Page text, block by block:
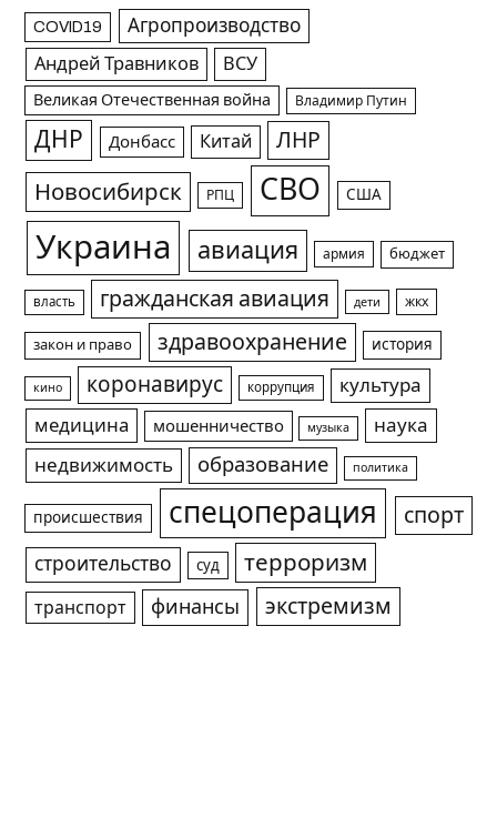
COVID19 Агропроизводство
Андрей Травников ВСУ
Великая Отечественная война Владимир Путин
ДНР Донбасс Китай ЛНР
Новосибирск РПЦ СВО США
Украина авиация армия бюджет
власть гражданская авиация дети жкх
закон и право здравоохранение история
кино коронавирус коррупция
культура
медицина
мошенничество музыка
наука
недвижимость
образование политика
происшествия спецоперация спорт
строительство суд терроризм
транспорт финансы экстремизм